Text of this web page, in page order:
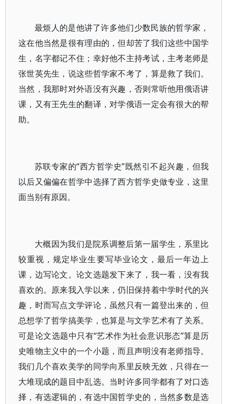
最烦人的是他讲了许多他们少数民族的哲学家，
这在他当然是很有理由的，但却苦了我们这些中国学
生，名字都记不住；幸好他不主持考试，主考老师是
张世英先生，说这些哲学家不考了，算是救了我们。
当然，我那时对外语没有兴趣，否则常听他用俄语讲
课，又有王先生的翻译，对学俄语一定会有很大的帮
助。
苏联专家的“西方哲学史”既然引不起兴趣，但我
以后又偏偏在哲学中选择了西方哲学史做专业，这里
面当别有原因。
大概因为我们是院系调整后第一届学生，系里比
较重视，规定毕业生要写毕业论文，最后一年边上
课，边写论文。论文选题发下来了，我一看，没有我
喜欢的。原来我入学以来，仍旧保持着中学时代的兴
趣，时而写点文学评论，虽然只有一篇登出来的，但
总想学了哲学搞美学，也算是与文学艺术有了关系。
可是论文选题中只有“艺术作为社会意识形态”算是历
史唯物主义中的一个小题，而且声明没有老师指导。
我们几个喜欢美学的同学向系里反映无效，只得在一
大堆现成的题目中乱选。当时许多同学都有了对口选
择，有选逻辑的，有选中国哲学史的，当然多数是选